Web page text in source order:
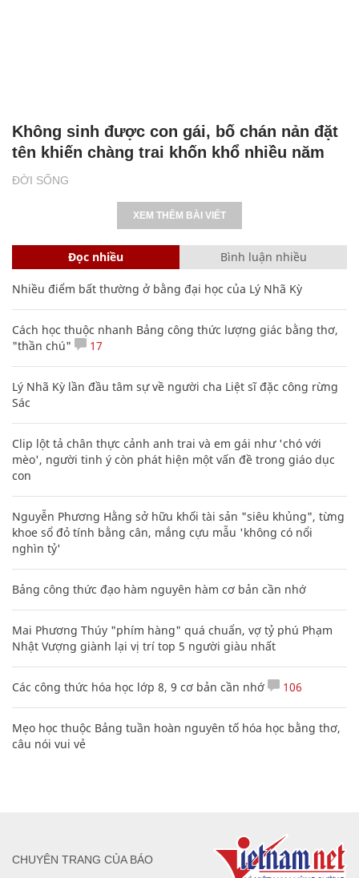
ĐỜI SỐNG
Không sinh được con gái, bố chán nản đặt
tên khiến chàng trai khốn khổ nhiều năm
XEM THÊM BÀI VIẾT
Đọc nhiều Bình luận nhiều
Nhiều điểm bất thường ở bằng đại học của Lý Nhã Kỳ
Cách học thuộc nhanh Bảng công thức lượng giác bằng thơ,
"thần chú"
17
Lý Nhã Kỳ lần đầu tâm sự về người cha Liệt sĩ đặc công rừng
Sác
Clip lột tả chân thực cảnh anh trai và em gái như 'chó với
mèo', người tinh ý còn phát hiện một vấn đề trong giáo dục
con
Nguyễn Phương Hằng sở hữu khối tài sản "siêu khủng", từng
khoe sổ đỏ tính bằng cân, mắng cựu mẫu 'không có nổi
nghìn tỷ'
Bảng công thức đạo hàm nguyên hàm cơ bản cần nhớ
Mai Phương Thúy "phím hàng" quá chuẩn, vợ tỷ phú Phạm
Nhật Vượng giành lại vị trí top 5 người giàu nhất
Các công thức hóa học lớp 8, 9 cơ bản cần nhớ 106
Mẹo học thuộc Bảng tuần hoàn nguyên tố hóa học bằng thơ,
câu nói vui vẻ
CHUYÊN TRANG CỦA BÁO